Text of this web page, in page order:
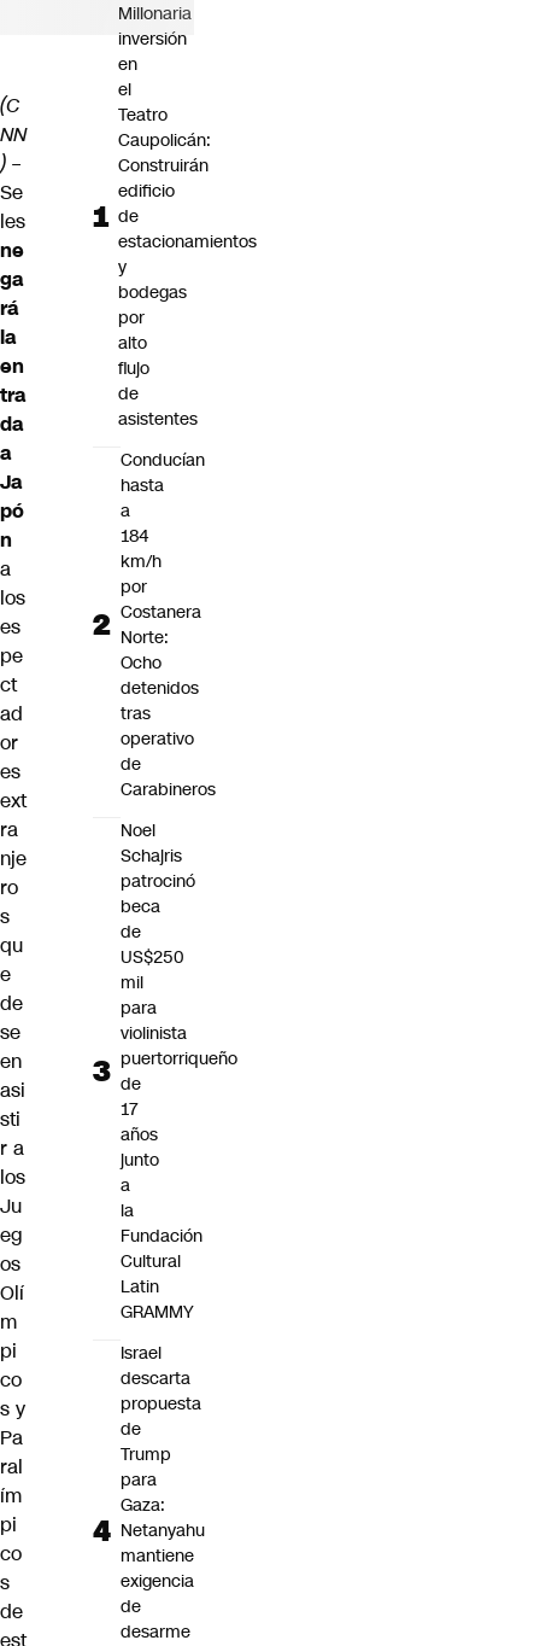
(C
NN
) –
Se
les
ne
ga
rá
la
en
tra
da
a
Ja
pó
n
a
los
es
pe
ct
ad
or
es
ext
ra
nje
ro
s
qu
e
de
se
en
asi
sti
r a
los
Ju
eg
os
Olí
m
pi
co
s y
Pa
ral
ím
pi
co
s
de
est
Millonaria
inversión
en
el
Teatro
Caupolicán:
Construirán
edificio
de
estacionamientos
y
bodegas
por
alto
flujo
de
asistentes
Conducían
hasta
a
184
km/h
por
Costanera
Norte:
Ocho
detenidos
tras
operativo
de
Carabineros
Noel
Schajris
patrocinó
beca
de
US$250
mil
para
violinista
puertorriqueño
de
17
años
junto
a
la
Fundación
Cultural
Latin
GRAMMY
Israel
descarta
propuesta
de
Trump
para
Gaza:
Netanyahu
mantiene
exigencia
de
desarme